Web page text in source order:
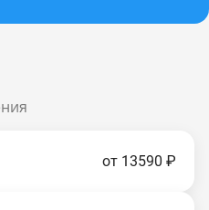
от 13590 ₽